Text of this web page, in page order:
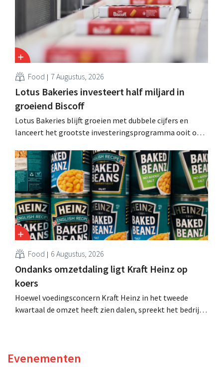
Food 7 Augustus, 2026
Lotus Bakeries investeert half miljard in
groeiend Biscoff
Lotus Bakeries blijft groeien met dubbele cijfers en
lanceert het grootste investeringsprogramma ooit om
moeten dit momentum grijpen”.
Food 6 Augustus, 2026
Ondanks omzetdaling ligt Kraft Heinz op
koers
Hoewel voedingsconcern Kraft Heinz in het tweede
kwartaal de omzet heeft zien dalen, spreekt het bedrijf
Evenementen